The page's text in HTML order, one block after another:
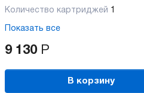
Количество картриджей 1
Показать все
9 130 Р
В корзину